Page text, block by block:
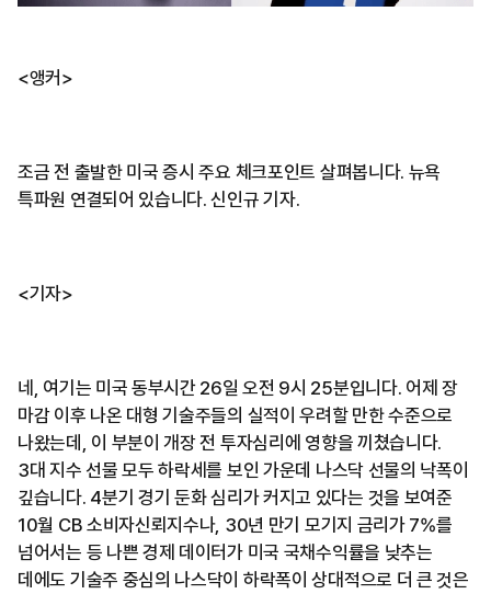
<앵커>
조금 전 출발한 미국 증시 주요 체크포인트 살펴봅니다. 뉴욕
특파원 연결되어 있습니다. 신인규 기자.
<기자>
네, 여기는 미국 동부시간 26일 오전 9시 25분입니다. 어제 장
마감 이후 나온 대형 기술주들의 실적이 우려할 만한 수준으로
나왔는데, 이 부분이 개장 전 투자심리에 영향을 끼쳤습니다.
3대 지수 선물 모두 하락세를 보인 가운데 나스닥 선물의 낙폭이
깊습니다. 4분기 경기 둔화 심리가 커지고 있다는 것을 보여준
10월 CB 소비자신뢰지수나, 30년 만기 모기지 금리가 7%를
넘어서는 등 나쁜 경제 데이터가 미국 국채수익률을 낮추는
데에도 기술주 중심의 나스닥이 하락폭이 상대적으로 더 큰 것은